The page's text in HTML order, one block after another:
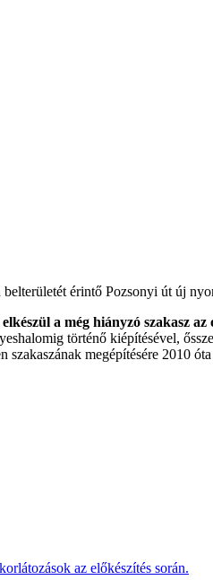
érintő Pozsonyi út új
elkészül a még hiányzó szakasz
történő kiépítésével,
megépítésére 2010
az előkészítés során.